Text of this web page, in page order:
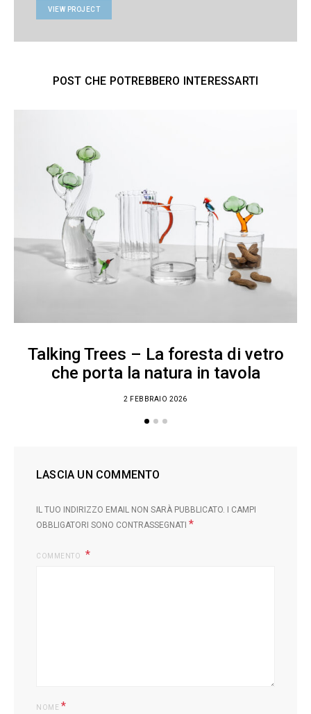
VIEW PROJECT
POST CHE POTREBBERO INTERESSARTI
Talking Trees – La foresta di vetro
che porta la natura in tavola
2 FEBBRAIO 2026
LASCIA UN COMMENTO
IL TUO INDIRIZZO EMAIL NON SARÀ PUBBLICATO.
I CAMPI
OBBLIGATORI SONO CONTRASSEGNATI *
COMMENTO
NOME *